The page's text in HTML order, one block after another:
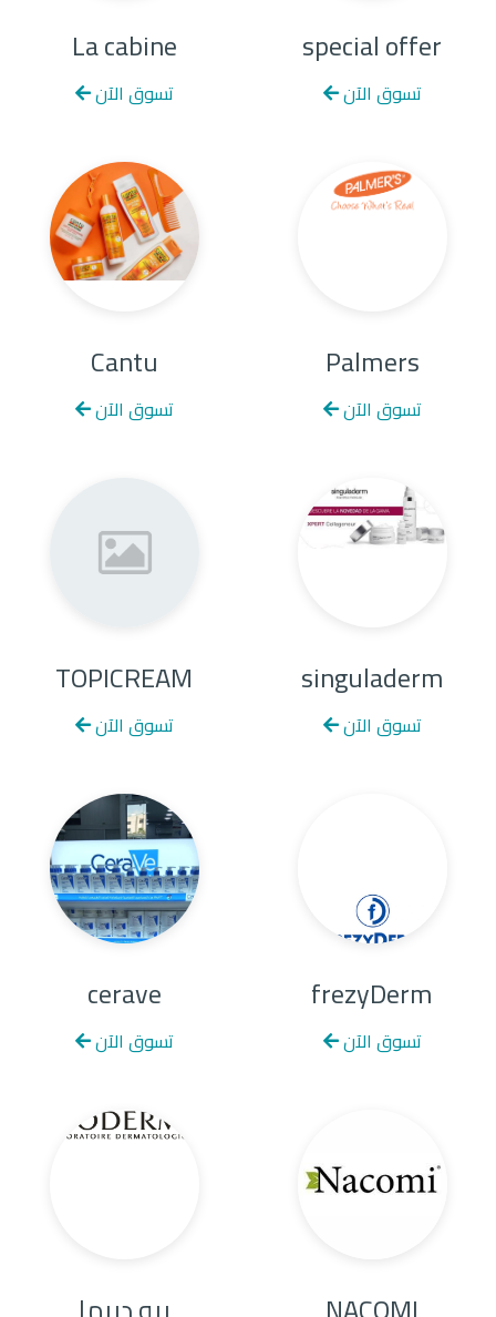
special offer
تسوق الآن
La cabine
تسوق الآن
Palmers
تسوق الآن
Cantu
تسوق الآن
singuladerm
تسوق الآن
TOPICREAM
تسوق الآن
frezyDerm
تسوق الآن
cerave
تسوق الآن